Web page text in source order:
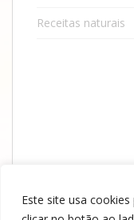
Este site usa
Receitas naturais